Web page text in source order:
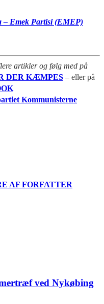
– Emek Partisi (EMEP)
artikler og følg med på
DER KÆMPES – eller på
Kommunisterne
AF FORFATTER
ved Nykøbing